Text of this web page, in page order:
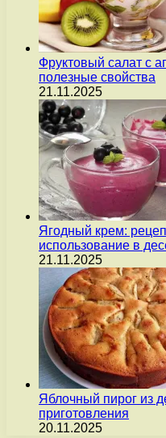
Фруктовый салат с
полезные свойства
21.11.2025
Ягодный крем:
использование в
21.11.2025
Яблочный пирог из
приготовления
20.11.2025